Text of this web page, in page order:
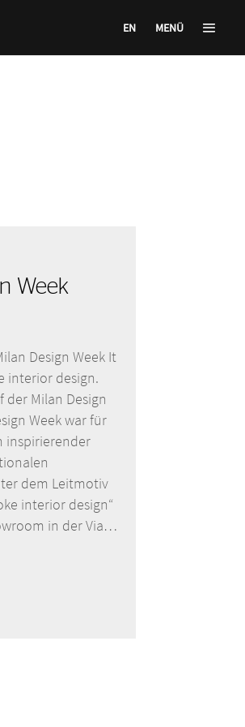
EN MENÜ
Week
Design Week It
interior design.
der Milan Design
Week war für
inspirierender
dem Leitmotiv
interior design“
in der Via…